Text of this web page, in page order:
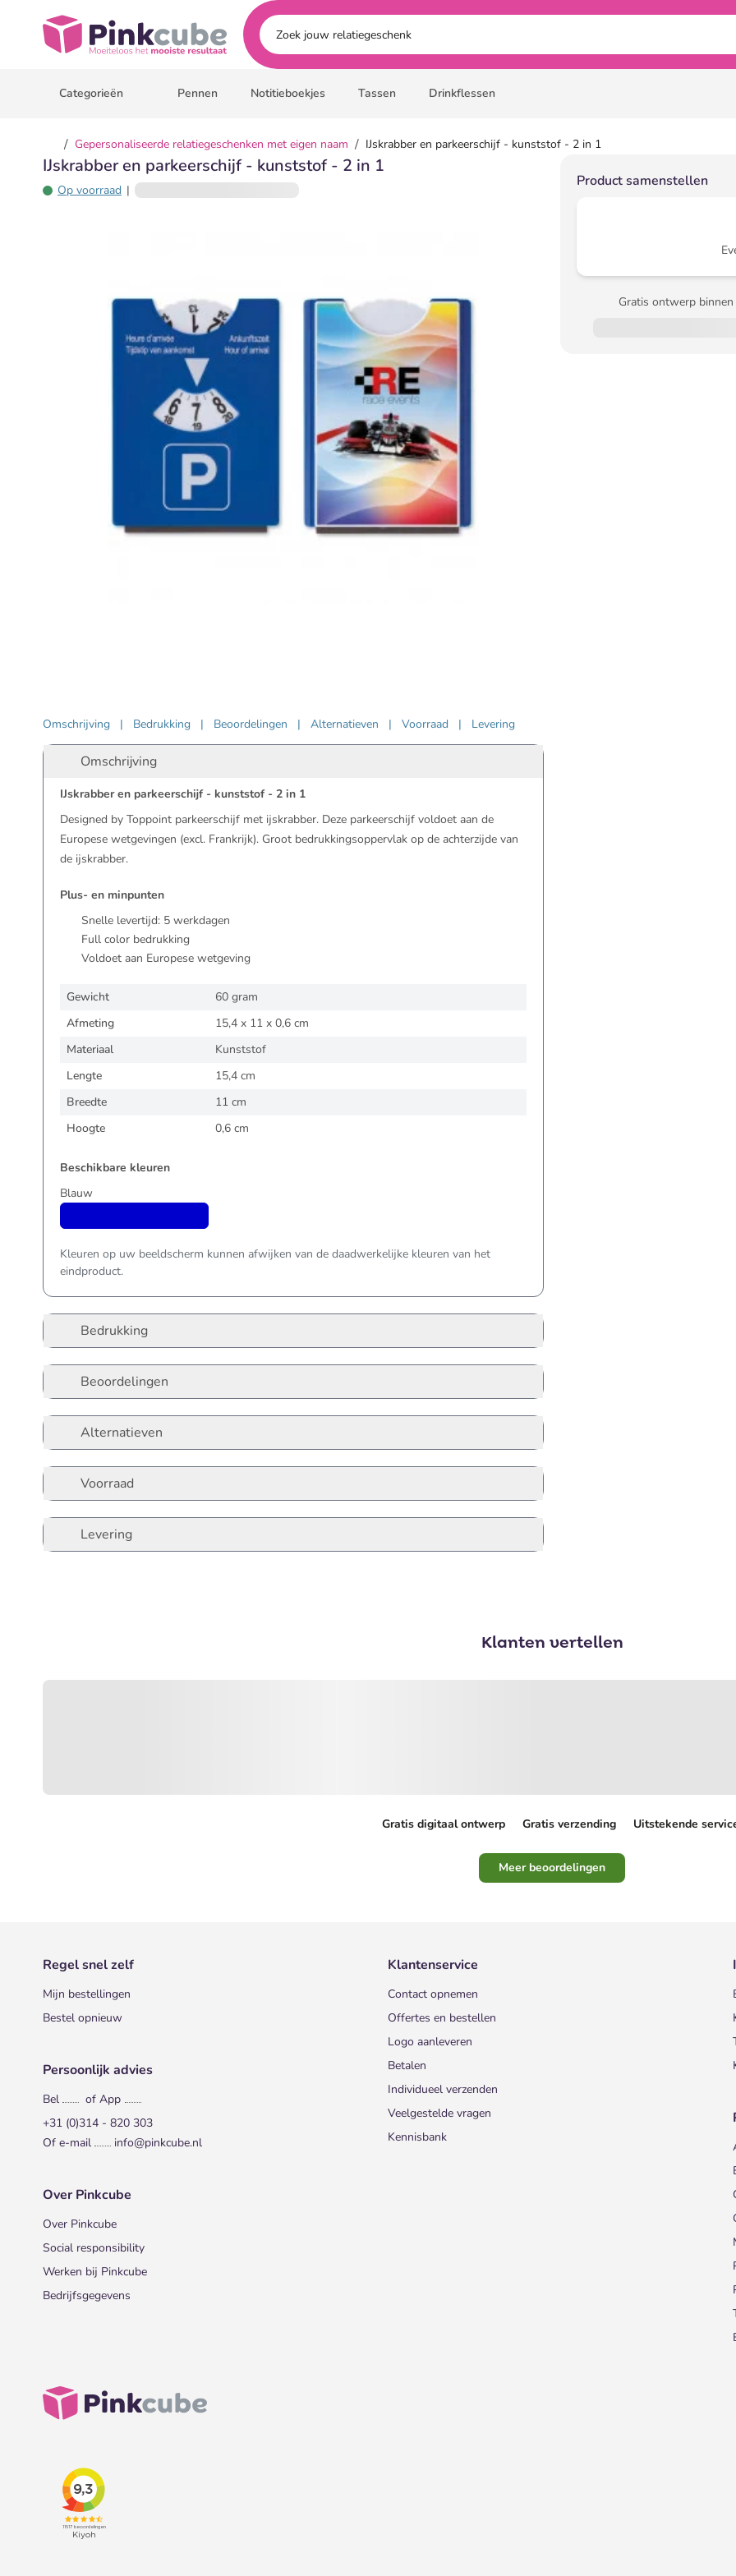
Pinkcube
Categorieën Pennen Notitieboekjes Tassen Drinkflessen
/ Gepersonaliseerde relatiegeschenken met eigen naam / IJskrabber en parkeerschijf - kunststof - 2 in 1
IJskrabber en parkeerschijf - kunststof - 2 in 1
Op voorraad |
Product samenstellen
Gratis ontwerp binnen
Omschrijving | Bedrukking | Beoordelingen | Alternatieven | Voorraad | Levering
Omschrijving
IJskrabber en parkeerschijf - kunststof - 2 in 1
Designed by Toppoint parkeerschijf met ijskrabber. Deze parkeerschijf voldoet aan de
Europese wetgevingen (excl. Frankrijk). Groot bedrukkingsoppervlak op de achterzijde van
de ijskrabber.
Plus- en minpunten
Snelle levertijd: 5werkdagen
Full color bedrukking
Voldoet aan Europese wetgeving
Gewicht
60 gram
Afmeting
15,4 x 11 x 0,6 cm
Materiaal
Kunststof
Lengte
15,4 cm
Breedte
11 cm
Hoogte
0,6 cm
Beschikbare kleuren
Blauw
Kleuren op uw beeldscherm kunnen afwijken van de daadwerkelijke kleuren van het
eindproduct.
Bedrukking
Beoordelingen
Alternatieven
Voorraad
Levering
Klanten vertellen
Gratis digitaal ontwerp Gratis verzending Uitstekende
Meer beoordelingen
Regel snel zelf
Mijn bestellingen
Bestel opnieuw
Persoonlijk advies
Bel
of App
+31 (0)314 - 820 303
Of e-mail
info@pinkcube.nl
Over Pinkcube
Over Pinkcube
Social responsibility
Werken bij Pinkcube
Bedrijfsgegevens
Klantenservice
Contact opnemen
Offertes en bestellen
Logo aanleveren
Betalen
Individueel verzenden
Veelgestelde vragen
Kennisbank